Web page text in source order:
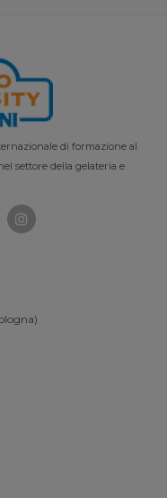
di formazione al
settore della gelateria e